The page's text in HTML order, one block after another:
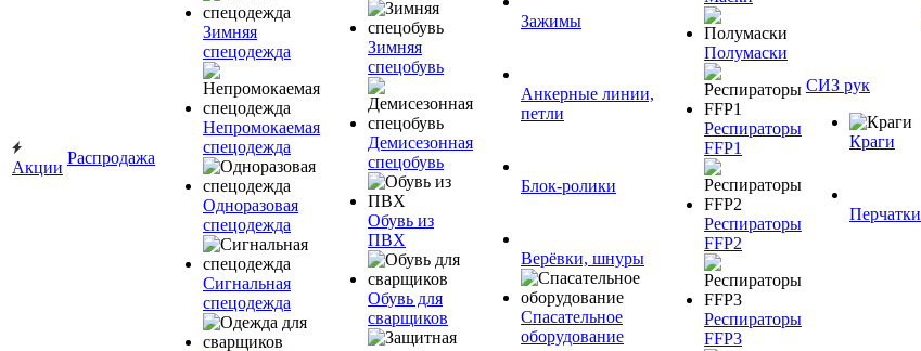
Акции
Распродажа
Зимняя
спецодежда
Непромокаемая
спецодежда
Одноразовая
спецодежда
Сигнальная
спецодежда
Зимняя
спецобувь
Демисезонная
спецобувь
Обувь из
ПВХ
Обувь для
сварщиков
Зажимы
Анкерные линии,
петли
Блок-ролики
Верёвки, шнуры
Спасательное
оборудование
Полумаски
Респираторы
FFP1
Респираторы
FFP2
Респираторы
FFP3
СИЗ рук
Краги
Перчатки